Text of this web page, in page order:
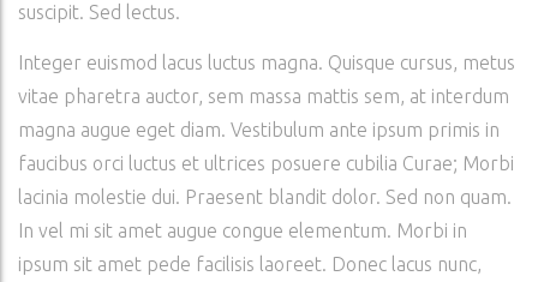
suscipit. Sed lectus.
Integer euismod lacus luctus magna. Quisque cursus, metus
vitae pharetra auctor, sem massa mattis sem, at interdum
magna augue eget diam. Vestibulum ante ipsum primis in
faucibus orci luctus et ultrices posuere cubilia Curae; Morbi
lacinia molestie dui. Praesent blandit dolor. Sed non quam.
In vel mi sit amet augue congue elementum. Morbi in
ipsum sit amet pede facilisis laoreet. Donec lacus nunc,